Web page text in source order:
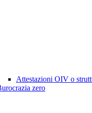
Attestazioni OIV o
zero